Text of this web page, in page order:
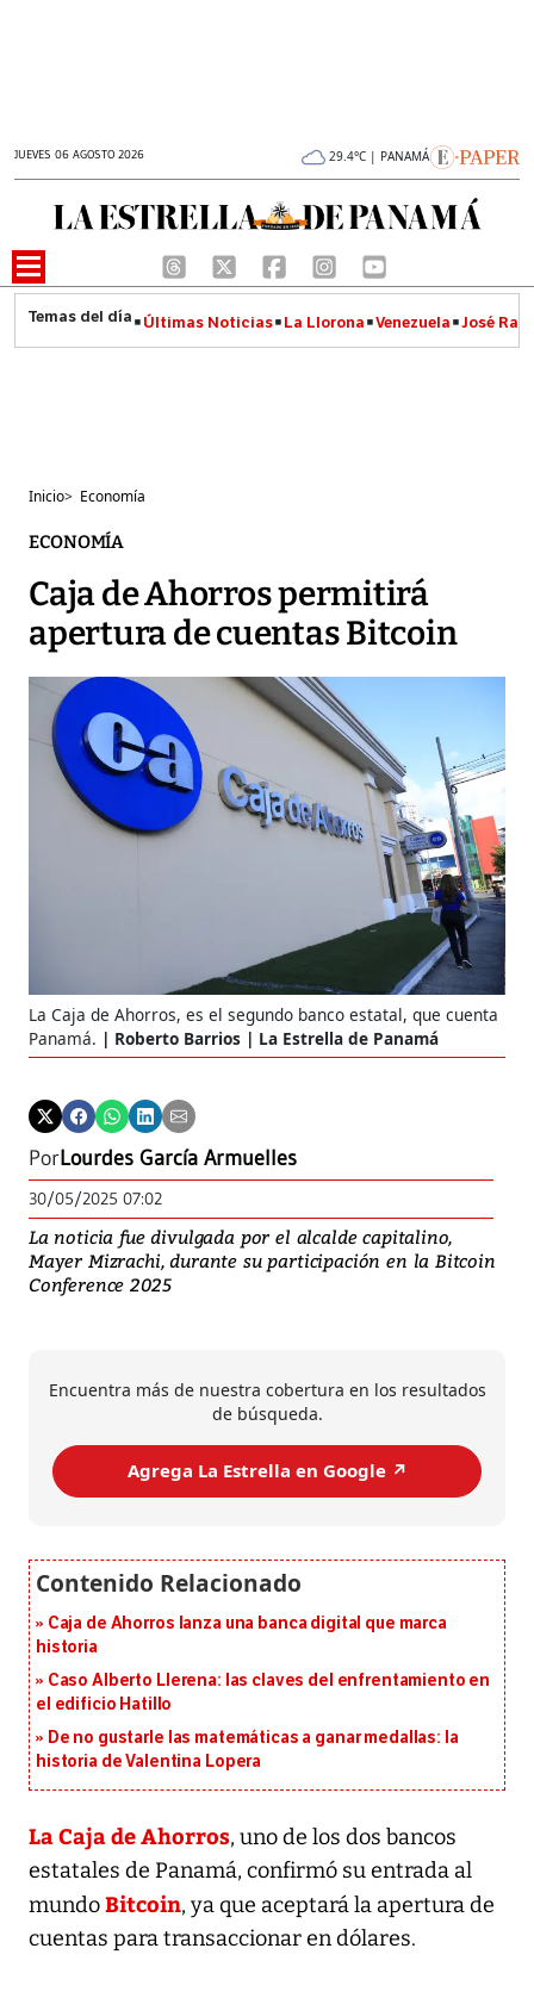
JUEVES 06 AGOSTO 2026 29.4°C | PANAMÁ
Últimas Noticias La Llorona Venezuela José
Inicio> Economía
ECONOMÍA
Caja de Ahorros permitirá
apertura de cuentas Bitcoin
La Caja de Ahorros, es el segundo banco estatal, que cuenta
Panamá.
Roberto Barrios | La Estrella de Panamá
PorLourdes García Armuelles
30/05/2025 07:02
La noticia fue divulgada por el alcalde capitalino,
Mayer Mizrachi, durante su participación en la Bitcoin
Conference 2025
Encuentra más de nuestra cobertura en los resultados
de búsqueda.
Agrega La Estrella en Google ↗️
Caja de Ahorros lanza una banca digital que marca
historia
Caso Alberto Llerena: las claves del enfrentamiento en
el edificio Hatillo
De no gustarle las matemáticas a ganar medallas: la
historia de Valentina Lopera
La Caja de Ahorros, uno de los dos bancos
estatales de Panamá, confirmó su entrada al
mundoBitcoin, ya que aceptará la apertura de
cuentas para transaccionar en dólares.